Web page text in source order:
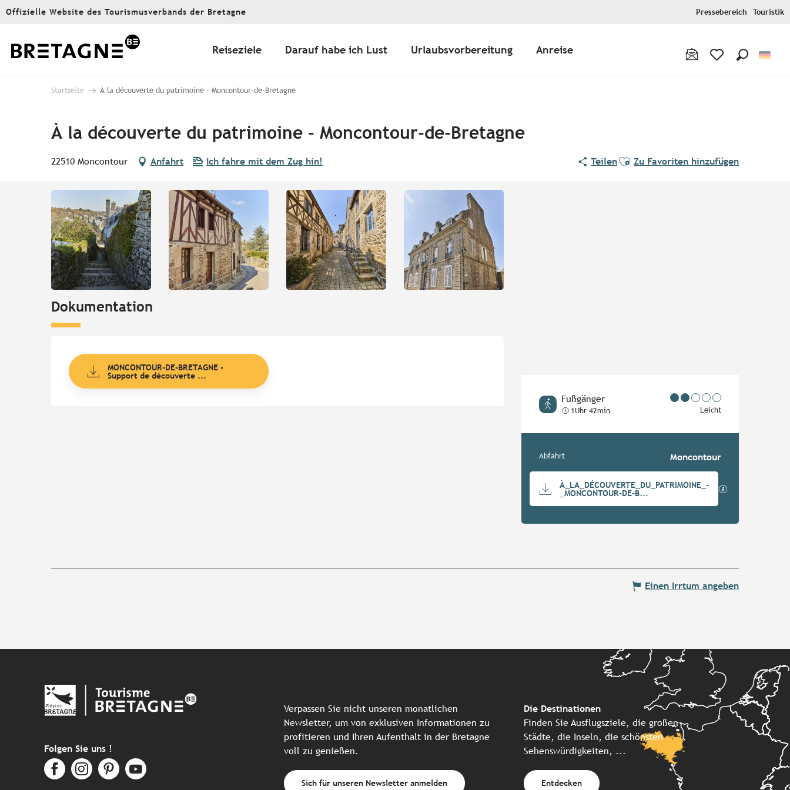
Aller
principal
Offizielle Website des Tourismusverbands der Bretagne Pressebereich Touristik
Reiseziele Darauf habe ich Lust Urlaubsvorbereitung Anreise
Startseite À la découverte du patrimoine - Moncontour-de-Bretagne
À la découverte du patrimoine - Moncontour-de-Bretagne
22510 Moncontour Anfahrt Ich fahre mit dem Zug hin! TeilenAjouter aux favoris
Zu Favoriten hinzufügen
Fußgänger
1Uhr 42min Leicht
Praktische Informationen
Abfahrt Moncontour
Dokumentation
À_LA_DÉCOUVERTE_DU_PATRIMOINE_-
_MONCONTOUR-DE-B...
Mit GPX /
Dokumentation
MONCONTOUR-DE-BRETAGNE -
Support de découverte ...
Einen Irrtum angeben
Folgen Sie uns !
Verpassen Sie nicht unseren monatlichen
Newsletter, um von exklusiven Informationen zu
profitieren und Ihren Aufenthalt in der Bretagne
voll zu genießen.
Sich für unseren Newsletter anmelden
Die Destinationen
Finden Sie Ausflugsziele, die großen
Städte, die Inseln, die schönsten
Sehenswürdigkeiten, ...
Entdecken